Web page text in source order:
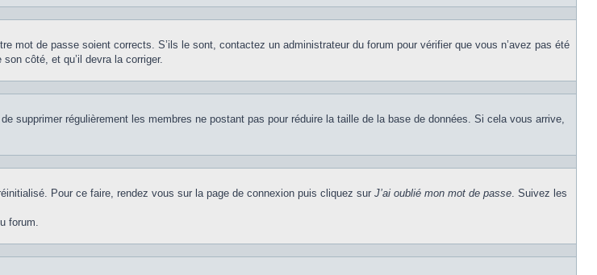
mot de passe soient corrects. S’ils le sont, contactez un administrateur du forum pour vérifier que vous n’avez pas été
côté, et qu’il devra la corriger.
supprimer régulièrement les membres ne postant pas pour réduire la taille de la base de données. Si cela vous arrive,
Pour ce faire, rendez vous sur la page de connexion puis cliquez sur J’ai oublié mon mot de passe. Suivez les
forum.